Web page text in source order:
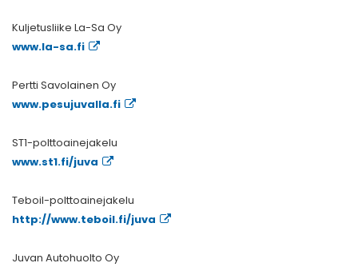
Kuljetusliike La-Sa Oy
www.la-sa.fi
Pertti Savolainen Oy
www.pesujuvalla.fi
ST1-polttoainejakelu
www.st1.fi/juva
Teboil-polttoainejakelu
http://www.teboil.fi/juva
Juvan Autohuolto Oy